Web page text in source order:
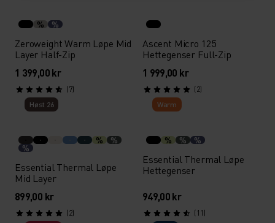
% %
Zeroweight Warm Løpe Mid
Layer Half-Zip
1 399,00 kr
(7)
Ascent Micro 125
Hettegenser Full-Zip
1 999,00 kr
(2)
Høst 26
% %
%
Essential Thermal Løpe
Mid Layer
899,00 kr
(2)
Warm
% % %
Essential Thermal Løpe
Hettegenser
949,00 kr
(11)